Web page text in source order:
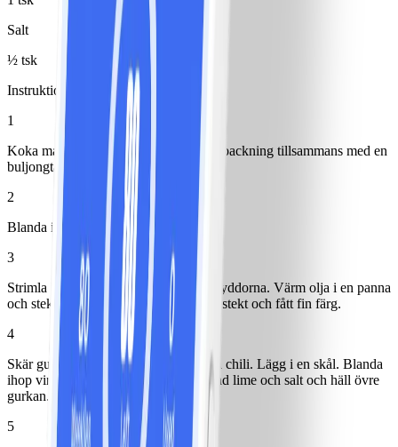
Salt
½ tsk
Instruktioner
1
Koka mathavre enligt anvisning på förpackning tillsammans med en
buljongtärning.
2
Blanda ihop kryddorna.
3
Strimla kycklingen och blanda med kryddorna. Värm olja i en panna
och stek kycklingen tills den är genomstekt och fått fin färg.
4
Skär gurka i mindre bitar och finhacka chili. Lägg i en skål. Blanda
ihop vinäger, socker, sesamolja, pressad lime och salt och häll övre
gurkan.
5